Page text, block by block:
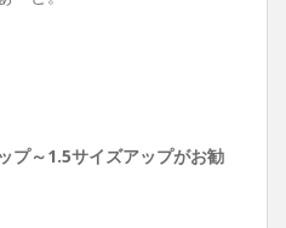
プ～1.5サイズアップがお勧